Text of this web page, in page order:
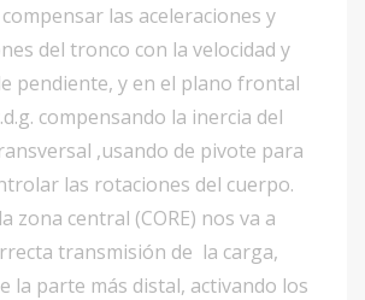
las aceleraciones y
del tronco con la velocidad y
pendiente, y en el plano frontal
compensando la inercia del
,usando de pivote para
las rotaciones del cuerpo.
zona central (CORE) nos va a
transmisión de la carga,
la parte más distal, activando los